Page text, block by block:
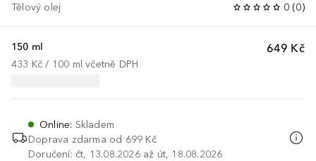
Tělový olej 0 (0)
649 Kč
150 ml
433 Kč / 100 ml včetně DPH
Online: Skladem
Doprava zdarma od 699 Kč
Doručení: čt, 13.08.2026 až út, 18.08.2026